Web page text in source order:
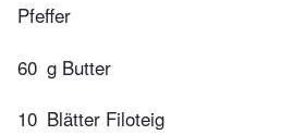
Pfeffer
60 g Butter
10 Blätter Filoteig